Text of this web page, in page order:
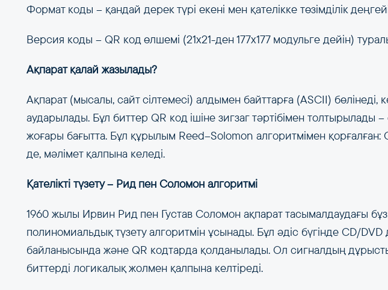
Формат коды – қандай дерек түрі екені мен қателікке төзімділік
Версия коды – QR код өлшемі (21x21-ден 177x177 модульге дейін)
Ақпарат қалай жазылады?
Ақпарат (мысалы, сайт сілтемесі) алдымен байттарға (ASCII) бөлінеді,
аударылады. Бұл биттер QR код ішіне зигзаг тәртібімен толтырылады
жоғары бағытта. Бұл құрылым Reed–Solomon алгоритмімен қорғалған:
де, мәлімет қалпына келеді.
Қателікті түзету – Рид пен Соломон алгоритмі
1960 жылы Ирвин Рид пен Густав Соломон ақпарат тасымалдаудағы
полиномиальдық түзету алгоритмін ұсынады. Бұл әдіс бүгінде CD/DVD
байланысында және QR кодтарда қолданылады. Ол сигналдың
биттерді логикалық жолмен қалпына келтіреді.